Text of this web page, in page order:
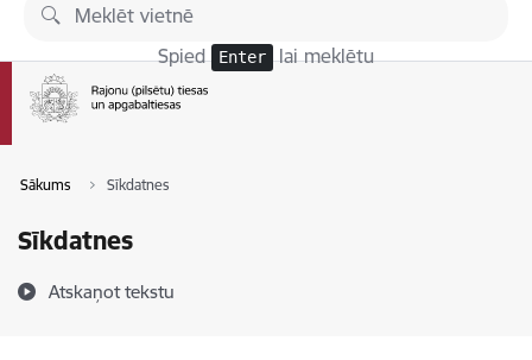
Pāriet uz lapas saturu
Spied Enter lai meklētu
Sākums Sīkdatnes
Sīkdatnes
Atskaņot tekstu